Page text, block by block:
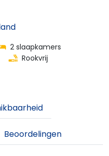
2 slaapkamers
Rookvrij
Beoordelingen